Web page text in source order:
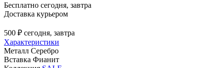
Бесплатно сегодня, завтра
Доставка курьером
500 ₽ сегодня, завтра
Характеристики
Металл Серебро
Вставка Фианит